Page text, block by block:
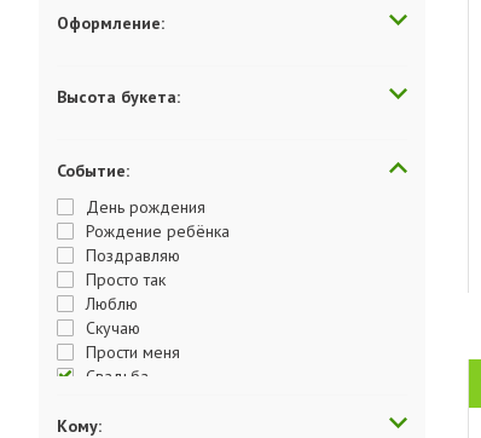
Оформление:
Высота букета:
Событие:
День рождения
Рождение ребёнка
Поздравляю
Просто так
Люблю
Скучаю
Прости меня
Свадьба
Кому: